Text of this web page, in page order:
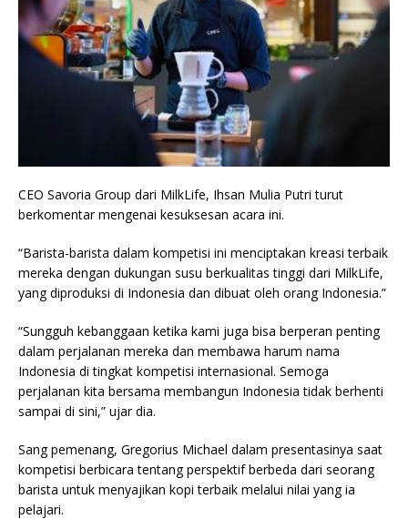
CEO Savoria Group dari MilkLife, Ihsan Mulia Putri turut
berkomentar mengenai kesuksesan acara ini.
“Barista-barista dalam kompetisi ini menciptakan kreasi terbaik
mereka dengan dukungan susu berkualitas tinggi dari MilkLife,
yang diproduksi di Indonesia dan dibuat oleh orang Indonesia.”
“Sungguh kebanggaan ketika kami juga bisa berperan penting
dalam perjalanan mereka dan membawa harum nama
Indonesia di tingkat kompetisi internasional. Semoga
perjalanan kita bersama membangun Indonesia tidak berhenti
sampai di sini,” ujar dia.
Sang pemenang, Gregorius Michael dalam presentasinya saat
kompetisi berbicara tentang perspektif berbeda dari seorang
barista untuk menyajikan kopi terbaik melalui nilai yang ia
pelajari.